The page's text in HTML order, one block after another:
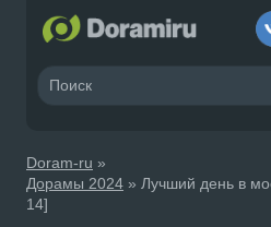
Doram-ru »
Дорамы 2024 » Лучший день в
14]